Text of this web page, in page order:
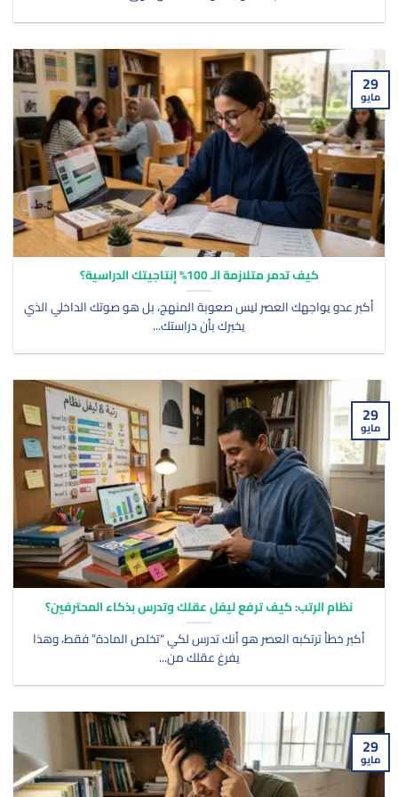
كيف تدمر متلازمة الـ 100% إنتاجيتك الدراسية؟
أكبر عدو يواجهك العصر ليس صعوبة المنهج، بل هو صوتك الداخلي الذي
يخبرك بأن دراستك...
29
مايو
نظام الرتب: كيف ترفع ليفل عقلك وتدرس بذكاء المحترفين؟
أكبر خطأ ترتكبه العصر هو أنك تدرس لكي “تخلص المادة” فقط، وهذا
يفرغ عقلك من...
29
مايو
29
مايو